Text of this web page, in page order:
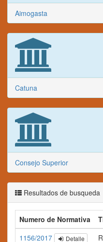
Aimogasta
Catuna
Consejo Superior
Resultados de busqueda
Numero de Normativa
1156/2017
Detalle